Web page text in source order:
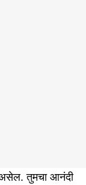
तुमचा आनंदी